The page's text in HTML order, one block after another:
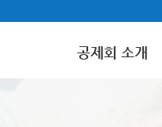
공제회 소개